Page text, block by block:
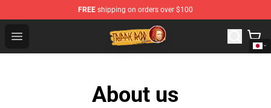
FREE shipping on orders over $100
Open menu
Trippie Redd Store - Official Trippie Redd Merchandise
About us